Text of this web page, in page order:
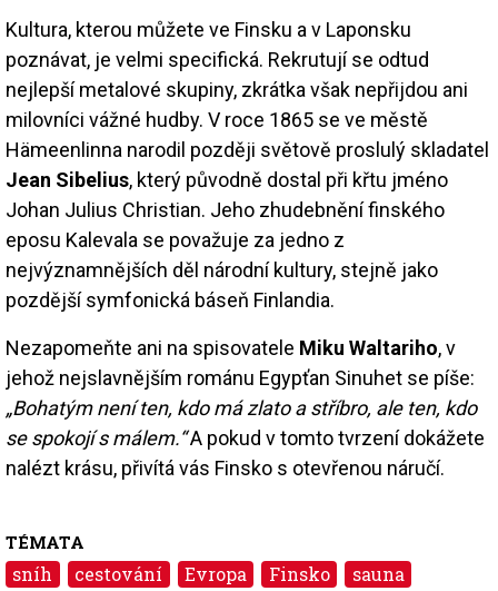
Kultura, kterou můžete ve Finsku a v Laponsku
poznávat, je velmi specifická. Rekrutují se odtud
nejlepší metalové skupiny, zkrátka však nepřijdou ani
milovníci vážné hudby. V roce 1865 se ve městě
Hämeenlinna narodil později světově proslulý skladatel
Jean Sibelius, který původně dostal při křtu jméno
Johan Julius Christian. Jeho zhudebnění finského
eposu Kalevala se považuje za jedno z
nejvýznamnějších děl národní kultury, stejně jako
pozdější symfonická báseň Finlandia.
Nezapomeňte ani na spisovatele Miku Waltariho, v
jehož nejslavnějším románu Egypťan Sinuhet se píše:
„Bohatým není ten, kdo má zlato a stříbro, ale ten, kdo
se spokojí s málem.“A pokud v tomto tvrzení dokážete
nalézt krásu, přivítá vás Finsko s otevřenou náručí.
TÉMATA
sníh cestování Evropa Finsko sauna